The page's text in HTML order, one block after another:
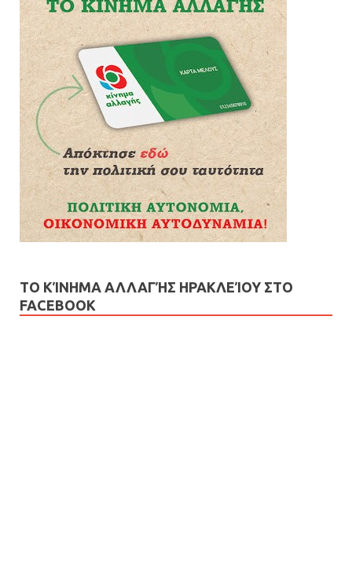
ΤΟ ΚΊΝΗΜΑ ΑΛΛΑΓΉΣ ΗΡΑΚΛΕΊΟΥ ΣΤΟ
FACEBOOK